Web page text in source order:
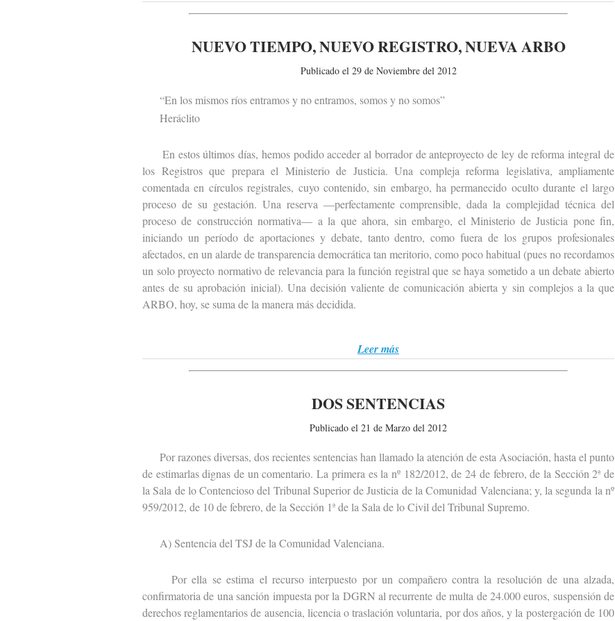
NUEVO TIEMPO, NUEVO REGISTRO, NUEVA ARBO
Publicado el 29 de Noviembre del 2012
“En los mismos ríos entramos y no entramos, somos y no somos”
Heráclito
En estos últimos días, hemos podido acceder al borrador de anteproyecto de ley de reforma integral de
los Registros que prepara el Ministerio de Justicia. Una compleja reforma legislativa, ampliamente
comentada en círculos registrales, cuyo contenido, sin embargo, ha permanecido oculto durante el largo
proceso de su gestación. Una reserva —perfectamente comprensible, dada la complejidad técnica del
proceso de construcción normativa— a la que ahora, sin embargo, el Ministerio de Justicia pone fin,
iniciando un período de aportaciones y debate, tanto dentro, como fuera de los grupos profesionales
afectados, en un alarde de transparencia democrática tan meritorio, como poco habitual (pues no recordamos
un solo proyecto normativo de relevancia para la función registral que se haya sometido a un debate abierto
antes de su aprobación inicial). Una decisión valiente de comunicación abierta y sin complejos a la que
ARBO, hoy, se suma de la manera más decidida.
Leer más
DOS SENTENCIAS
Publicado el 21 de Marzo del 2012
Por razones diversas, dos recientes sentencias han llamado la atención de esta Asociación, hasta el punto
de estimarlas dignas de un comentario. La primera es la nº 182/2012, de 24 de febrero, de la Sección 2ª de
la Sala de lo Contencioso del Tribunal Superior de Justicia de la Comunidad Valenciana; y, la segunda la nº
959/2012, de 10 de febrero, de la Sección 1ª de la Sala de lo Civil del Tribunal Supremo.
A) Sentencia del TSJ de la Comunidad Valenciana.
Por ella se estima el recurso interpuesto por un compañero contra la resolución de una alzada,
confirmatoria de una sanción impuesta por la DGRN al recurrente de multa de 24.000 euros, suspensión de
derechos reglamentarios de ausencia, licencia o traslación voluntaria, por dos años, y la postergación de 100